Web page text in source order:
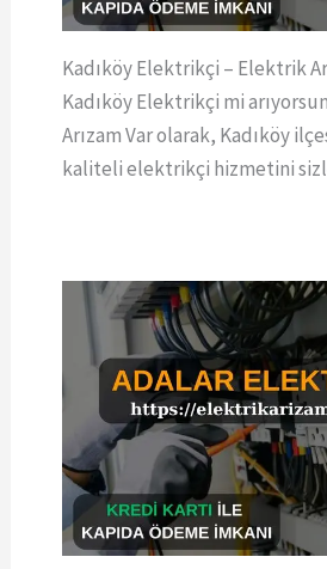
Kadıköy Elektrikçi – Elektrik
Kadıköy Elektrikçi mi
Arızam Var olarak, Kadıköy
kaliteli elektrikçi hizmetini